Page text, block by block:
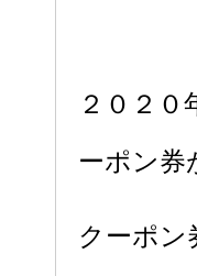
２０２０
ーポン券
クーポン